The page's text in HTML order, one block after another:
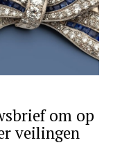
om op
veilingen